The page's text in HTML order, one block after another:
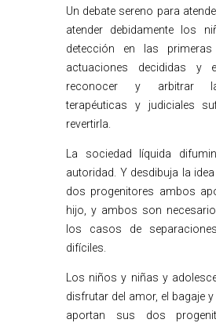
Un debate sereno para
atender debidamente los
detección en las
actuaciones decididas y
reconocer y arbitrar
terapéuticas y judiciales
revertirla.
La sociedad líquida
autoridad. Y desdibuja la
dos progenitores ambos
hijo, y ambos son
los casos de
difíciles.
Los niños y niñas y
disfrutar del amor, el bagaje
aportan sus dos